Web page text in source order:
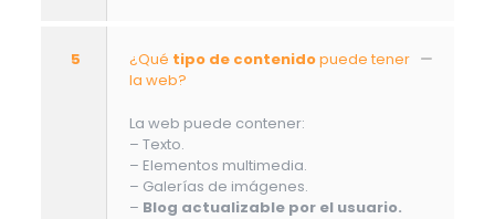
5 ¿Qué tipo de contenidopuede tener
la web?
La web puede contener:
– Texto.
– Elementos multimedia.
– Galerías de imágenes.
– Blog actualizable por el usuario.